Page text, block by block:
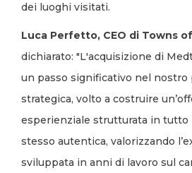
dei luoghi visitati.
Luca Perfetto, CEO di Towns
dichiarato: "L'acquisizione di
un passo significativo nel nostro
strategica, volto a costruire
esperienziale strutturata in tutto
stesso autentica, valorizzando
sviluppata in anni di lavoro sul